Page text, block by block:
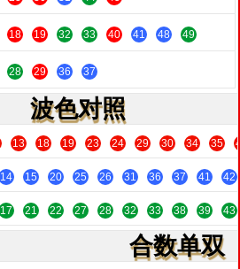
18 19 32 33 40 41 48 49
28 29 36 37
波色对照
13 18 19 23 24 29 30 34 35
14 15 20 25 26 31 36 37 41 42
17 21 22 27 28 32 33 38 39 43
合数单双